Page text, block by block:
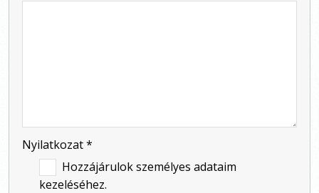
Nyilatkozat*
Hozzájárulok személyes adataim
kezeléséhez.